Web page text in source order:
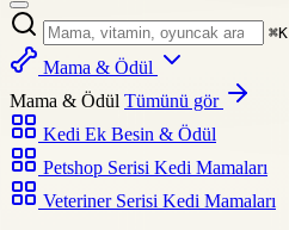
⌘K
Mama & Ödül
Mama & Ödül Tümünü gör
Kedi Ek Besin & Ödül
Petshop Serisi Kedi Mamaları
Veteriner Serisi Kedi Mamaları